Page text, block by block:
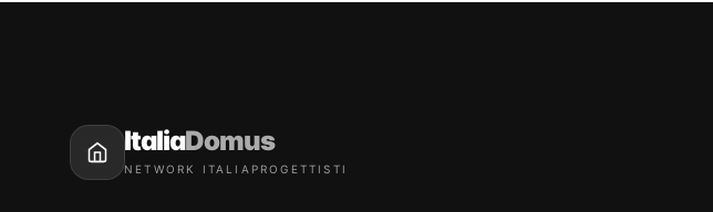
ItaliaDomus
NETWORK ITALIAPROGETTISTI